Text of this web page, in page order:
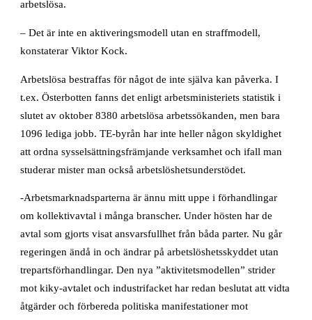
arbetslösa.
– Det är inte en aktiveringsmodell utan en straffmodell,
konstaterar Viktor Kock.
Arbetslösa bestraffas för något de inte själva kan påverka. I
t.ex. Österbotten fanns det enligt arbetsministeriets statistik i
slutet av oktober 8380 arbetslösa arbetssökanden, men bara
1096 lediga jobb. TE-byrån har inte heller någon skyldighet
att ordna sysselsättningsfrämjande verksamhet och ifall man
studerar mister man också arbetslöshetsunderstödet.
-Arbetsmarknadsparterna är ännu mitt uppe i förhandlingar
om kollektivavtal i många branscher. Under hösten har de
avtal som gjorts visat ansvarsfullhet från båda parter. Nu går
regeringen ändå in och ändrar på arbetslöshetsskyddet utan
trepartsförhandlingar. Den nya ”aktivitetsmodellen” strider
mot kiky-avtalet och industrifacket har redan beslutat att vidta
åtgärder och förbereda politiska manifestationer mot